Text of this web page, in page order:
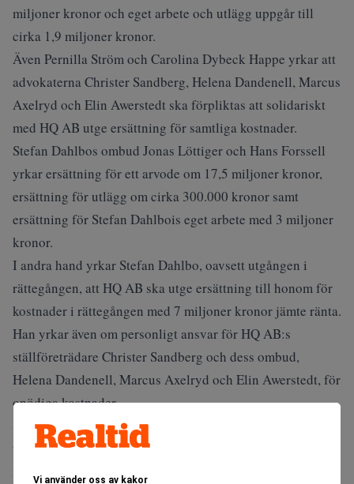
Vi använder oss av kakor
miljoner kronor och eget arbete och utlägg uppgår till
cirka 1,9 miljoner kronor.
Även Pernilla Ström och Carolina Dybeck Happe yrkar att
advokaterna Christer Sandberg, Helena Dandenell, Marcus
Axelryd och Elin Awerstedt ska förpliktas att solidariskt
med HQ AB utge ersättning för samtliga kostnader.
Stefan Dahlbos ombud Jonas Löttiger och Hans Forssell
yrkar ersättning för ett arvode om 17,5 miljoner kronor,
ersättning för utlägg om cirka 300.000 kronor samt
ersättning för Stefan Dahlbois eget arbete med 3 miljoner
kronor.
I andra hand yrkar Stefan Dahlbo, oavsett utgången i
rättegången, att HQ AB ska utge ersättning till honom för
kostnader i rättegången med 7 miljoner kronor jämte ränta.
Han yrkar även om personligt ansvar för HQ AB:s
ställföreträdare Christer Sandberg och dess ombud,
Helena Dandenell, Marcus Axelryd och Elin Awerstedt, för
onödiga kostnader.
Stefan Dahlbo yrkar att Christer Sandberg, oavsett
utgången i rättegången, ska förpliktigas att solidariskt
med HQ AB utge en erättning om 7 miljoner kronor jämte